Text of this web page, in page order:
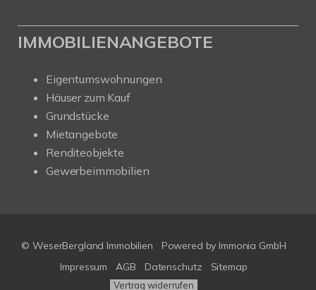
IMMOBILIENANGEBOTE
Eigentumswohnungen
Häuser zum Kauf
Grundstücke
Mietangebote
Renditeobjekte
Gewerbeimmobilien
© WeserBergland Immobilien Powered by Immonia GmbH
Impressum
AGB Datenschutz Sitemap
Vertrag widerrufen